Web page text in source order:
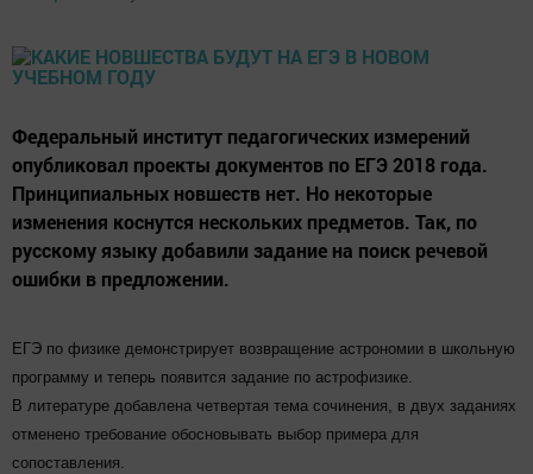
Федеральный институт педагогических измерений
опубликовал проекты документов по ЕГЭ 2018 года.
Принципиальных новшеств нет. Но некоторые
изменения коснутся нескольких предметов. Так, по
русскому языку добавили задание на поиск речевой
ошибки в предложении.
ЕГЭ по физике демонстрирует возвращение астрономии в школьную
программу и теперь появится задание по астрофизике.
В литературе добавлена четвертая тема сочинения, в двух заданиях
отменено требование обосновывать выбор примера для
сопоставления.